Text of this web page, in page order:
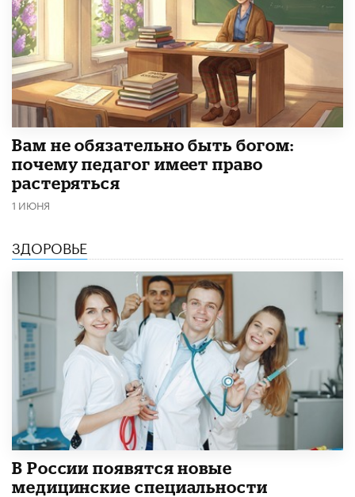
​Вам не обязательно быть богом:
почему педагог имеет право
растеряться
1 ИЮНЯ
ЗДОРОВЬЕ
В России появятся новые
медицинские специальности